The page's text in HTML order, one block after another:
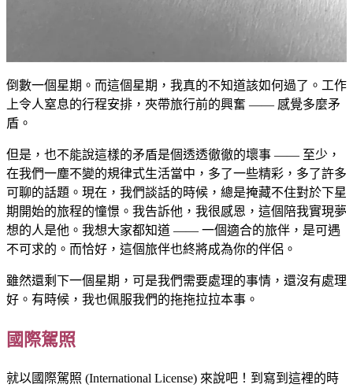
倒數一個星期。而這個星期，我真的不知道該如何過了。工作
上令人窒息的行程安排，夾帶旅行前的興奮 —— 感覺多麼矛
盾。
但是，也不能說這樣的矛盾是個透透徹徹的壞事 —— 至少，
在我們一塵不變的規律式生活當中，多了一些精彩，多了許多
可聊的話題。現在，我們談話的時候，總是掩藏不住對於下星
期開始的旅程的憧憬。我告訴他，我很感恩，這個陪我實現夢
想的人是他。我想大家都知道 —— 一個適合的旅伴，是可遇
不可求的。而恰好，這個旅伴也終將成為你的伴侶。
雖然還剩下一個星期，可是我們需要處理的事情，還沒有處理
好。有時候，我也佩服我們的拖拖拉拉本事。
國際駕照
就以國際駕照 (International License) 來說吧！到寫到這裡的時